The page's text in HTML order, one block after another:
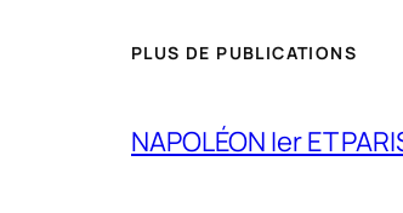
PLUS DE PUBLICATIONS
NAPOLÉON Ier ET